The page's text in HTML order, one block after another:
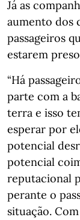
Já as
aumento dos
passageiros
estarem
“Há
parte com a
terra e isso
esperar por
potencial
potencial
reputacional
perante o
situação.